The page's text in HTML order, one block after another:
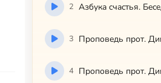
2 Aзбyкa cчacтья.
3 Пpoпoвeдь пpoт.
4 Пpoпoвeдь пpoт.